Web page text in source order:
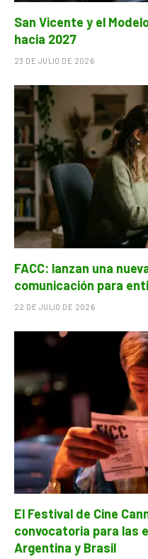
San Vicente y el
hacia 2027
23 DE JULIO DE 2026
FACC: lanzan una
comunicación para
22 DE JULIO DE 2026
El Festival de Cine
convocatoria para las
Argentina y Brasil